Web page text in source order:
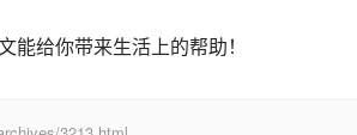
给你带来生活上的帮助！